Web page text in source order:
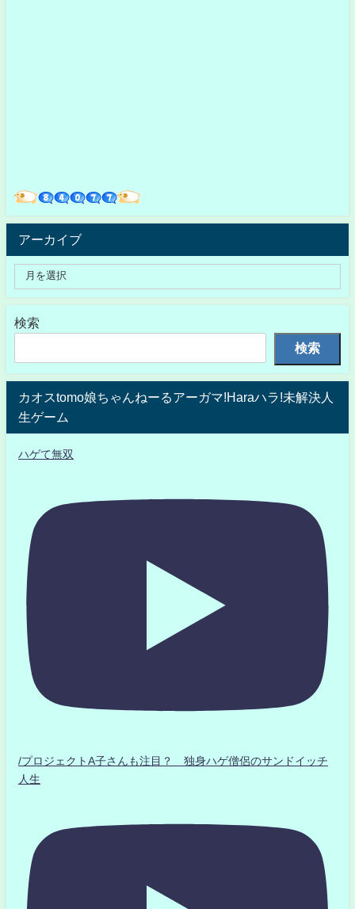
アーカイブ
検索
検索
カオスtomo娘ちゃんねーるアーガマ!Haraハラ!未解決人
生ゲーム
ハゲて無双
/プロジェクトA子さんも注目？ 独身ハゲ僧侶のサンドイッチ
人生